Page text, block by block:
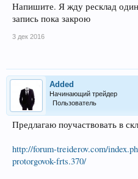
Напишите. Я жду ресклад
запись пока закрою
3 дек 2016
Added
Начинающий трейдер
Пользователь
Предлагаю поучаствовать в
http://forum-treiderov.com/
protorgovok-frts.370/